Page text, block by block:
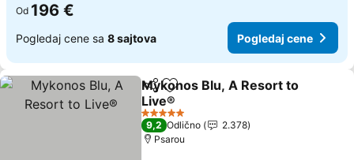
Od 196 €
Pogledaj cene sa 8 sajtova Pogledaj cene
Deli Dodati u favorite
Mykonos Blu, A Resort to
Live®
Pogledaj cene
5 Zvezdice
9,2 Odlično
2.378
Psarou